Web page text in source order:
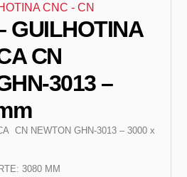
CNC - CN
GUILHOTINA
CN
3013 –
CN NEWTON GHN-3013 – 3000 x
3080 MM